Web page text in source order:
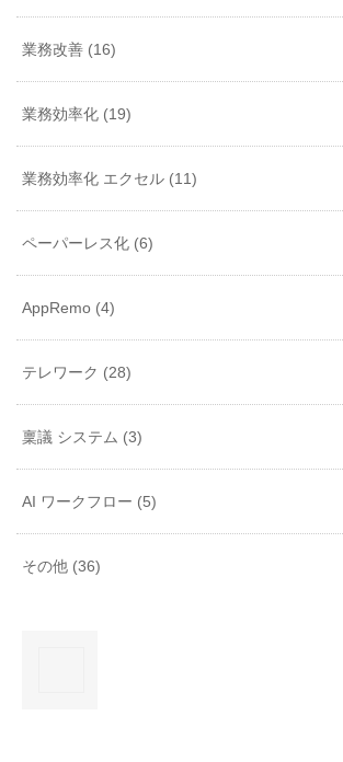
その他 (36)
テレワーク (28)
業務効率化 (19)
業務改善 (16)
業務効率化 エクセル (11)
ペーパーレス化 (6)
AI ワークフロー (5)
AppRemo (4)
稟議 システム (3)